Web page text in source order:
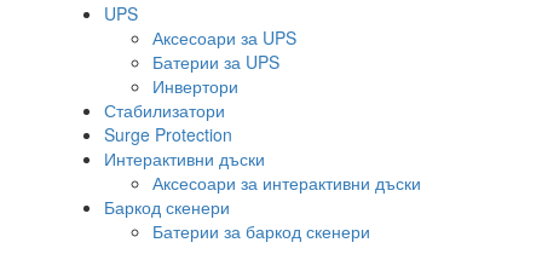
UPS
Аксесоари за UPS
Батерии за UPS
Инвертори
Стабилизатори
Surge Protection
Интерактивни дъски
Аксесоари за интерактивни дъски
Баркод скенери
Батерии за баркод скенери